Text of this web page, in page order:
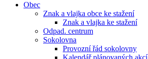
Obec
Znak a vlajka obce ke stažení
Znak a vlajka ke stažení
Odpad. centrum
Sokolovna
Provozní řád sokolovny
Kalendář plánovaných akcí